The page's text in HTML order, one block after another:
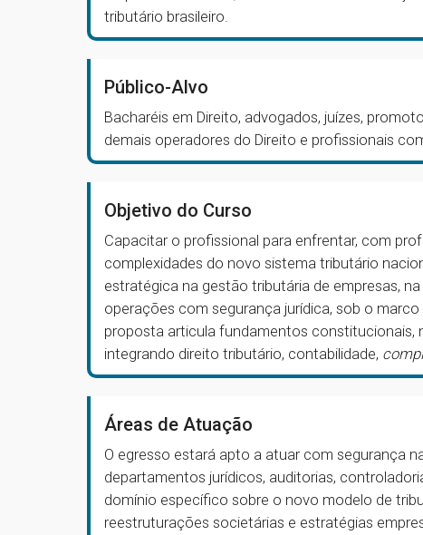
tributário brasileiro.
Público-Alvo
Bacharéis em Direito, advogados, juízes,
demais operadores do Direito e profissionais
Objetivo do Curso
Capacitar o profissional para enfrentar, com
complexidades do novo sistema tributário
estratégica na gestão tributária de empresas,
operações com segurança jurídica, sob o
proposta articula fundamentos constitucionais,
integrando direito tributário, contabilidade,
Áreas de Atuação
O egresso estará apto a atuar com segurança
departamentos jurídicos, auditorias,
domínio específico sobre o novo modelo de
reestruturações societárias e estratégias